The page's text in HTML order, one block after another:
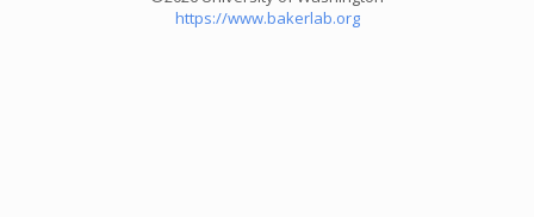
https://www.bakerlab.org